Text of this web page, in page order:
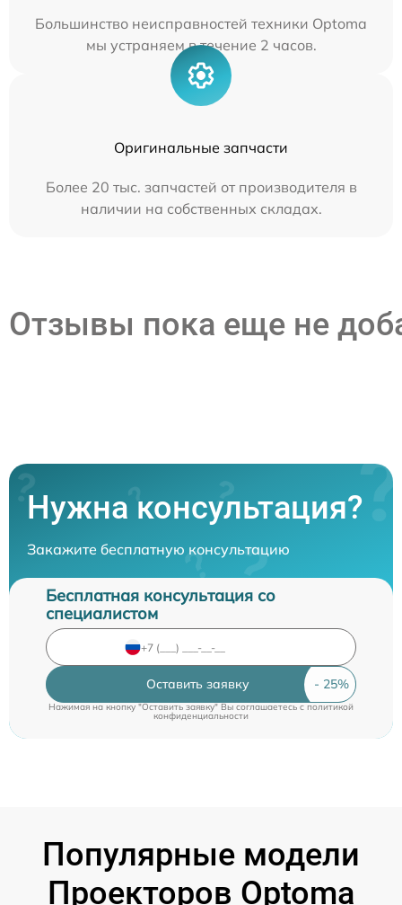
Большинство неисправностей техники Optoma
мы устраняем в течение 2 часов.
Оригинальные запчасти
Более 20 тыс. запчастей от производителя в
наличии на собственных складах.
Отзывы пока еще не
Нужна консультация?
Закажите бесплатную консультацию
Бесплатная консультация со
специалистом
Оставить заявку
Нажимая на кнопку "Оставить заявку" Вы соглашаетесь cполитикой
конфиденциальности
Популярные модели
Проекторов Optoma